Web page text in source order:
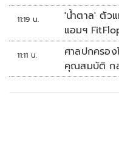
11:19 น.
'น้ำตาล' ตัว
แอมฯ
11:11 น.
ศาลปกครอ
คุณสมบัติ กส
เสียหาย